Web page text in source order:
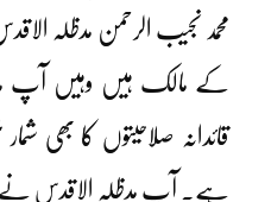
محمد نجیب الرحمن مدظلہ
کے مالک ہیں وہیں آپ
قائدانہ صلاحیتوں کا بھی
ہے۔ آپ مدظلہ الاقدس